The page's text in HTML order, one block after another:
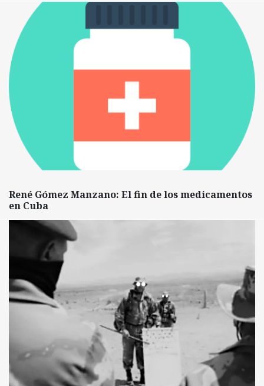
René Gómez Manzano: El fin de los medicamentos
en Cuba